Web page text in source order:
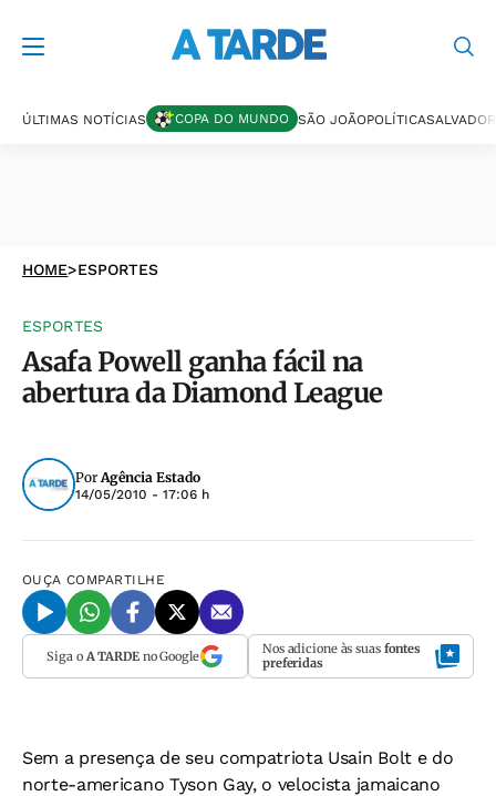
ÚLTIMAS NOTÍCIAS COPA DO MUNDO SÃO JOÃOPOLÍTICASALVADOR
HOME>ESPORTES
ESPORTES
Asafa Powell ganha fácil na
abertura da Diamond League
PorAgência Estado
14/05/2010 - 17:06 h
OUÇA COMPARTILHE
Siga o A TARDEno Google Nos adicione às suas fontes
preferidas
Sem a presença de seu compatriota Usain Bolt e do
norte-americano Tyson Gay, o velocista jamaicano